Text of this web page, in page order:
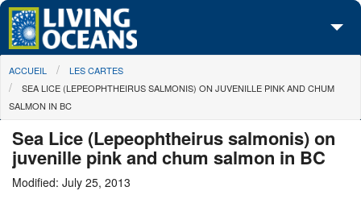
Skip to main content
À propos de nous
Nos campagnes
Centre des Médias
Les Cartes
You are here
ACCUEIL
LES CARTES
SEA LICE (LEPEOPHTHEIRUS SALMONIS) ON JUVENILLE PINK AND CHUM
SALMON IN BC
Sea Lice (Lepeophtheirus salmonis) on
juvenille pink and chum salmon in BC
Modified: July 25, 2013